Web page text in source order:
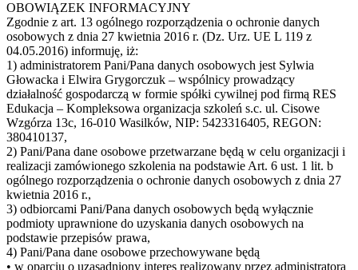
OBOWIĄZEK INFORMACYJNY
Zgodnie z art. 13 ogólnego rozporządzenia o ochronie danych
osobowych z dnia 27 kwietnia 2016 r. (Dz. Urz. UE L 119 z
04.05.2016) informuję, iż:
1) administratorem Pani/Pana danych osobowych jest Sylwia
Głowacka i Elwira Grygorczuk – wspólnicy prowadzący
działalność gospodarczą w formie spółki cywilnej pod firmą RES
Edukacja – Kompleksowa organizacja szkoleń s.c. ul. Cisowe
Wzgórza 13c, 16-010 Wasilków, NIP: 5423316405, REGON:
380410137,
2) Pani/Pana dane osobowe przetwarzane będą w celu organizacji i
realizacji zamówionego szkolenia na podstawie Art. 6 ust. 1 lit. b
ogólnego rozporządzenia o ochronie danych osobowych z dnia 27
kwietnia 2016 r.,
3) odbiorcami Pani/Pana danych osobowych będą wyłącznie
podmioty uprawnione do uzyskania danych osobowych na
podstawie przepisów prawa,
4) Pani/Pana dane osobowe przechowywane będą
• w oparciu o uzasadniony interes realizowany przez administratora